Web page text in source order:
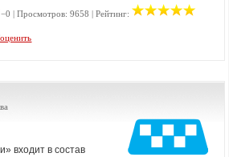
−0 | Просмотров: 9658 | Рейтинг:
входит в состав